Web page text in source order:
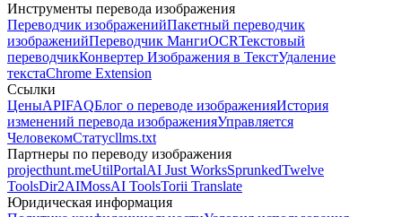
Инструменты перевода изображения
Переводчик изображенийПакетный переводчик
изображенийПереводчик МангиOCRТекстовый
переводчикКонвертер Изображения в ТекстУдаление
текстаChrome Extension
Ссылки
ЦеныAPIFAQБлог о переводе изображенияИстория
изменений перевода изображенияУправляется
ЧеловекомСтатусllms.txt
Партнеры по переводу изображения
projecthunt.meUtilPortalAI Just WorksSprunkedTwelve
ToolsDir2AIMossAI ToolsTorii Translate
Юридическая информация